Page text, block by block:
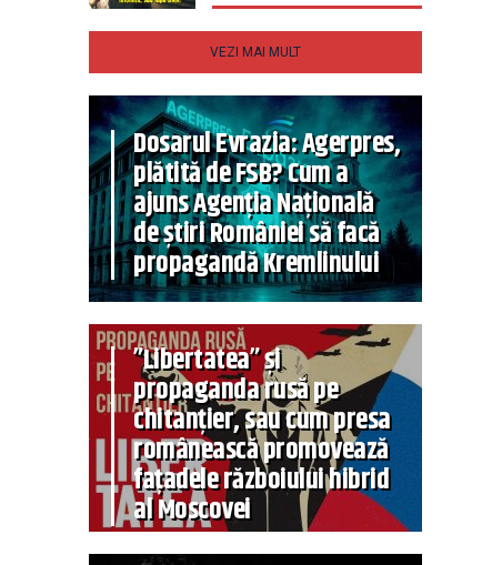
VEZI MAI MULT
Dosarul Evrazia: Agerpres,
plătită de FSB? Cum a
ajuns Agenția Națională
de știri României să facă
propagandă Kremlinului
”Libertatea” și
propaganda rusă pe
chitanțier, sau cum presa
românească promovează
fațadele războiului hibrid
al Moscovei